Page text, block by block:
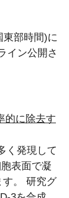
部時間)に
イン公開さ
的に除去す
く発現して
表面で凝
す。 研究グ